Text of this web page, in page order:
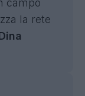
campo
la rete